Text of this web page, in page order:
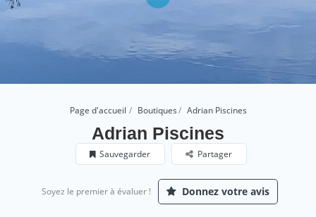
Page d'accueil Boutiques Adrian Piscines
Adrian Piscines
Sauvegarder Partager
Soyez le premier à évaluer ! Donnez votre avis